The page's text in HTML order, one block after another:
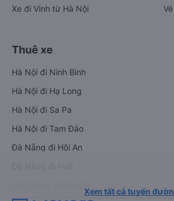
Xe đi Vinh từ Hà Nội
Thuê xe
Hà Nội đi Ninh Bình
Hà Nội đi Hạ Long
Hà Nội đi Sa Pa
Hà Nội đi Tam Đảo
Đà Nẵng đi Hội An
Xem tất cả tuyến